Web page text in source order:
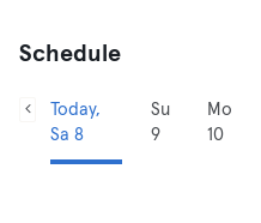
Schedule
Today,
Sa 8
Su
9
Mo
10